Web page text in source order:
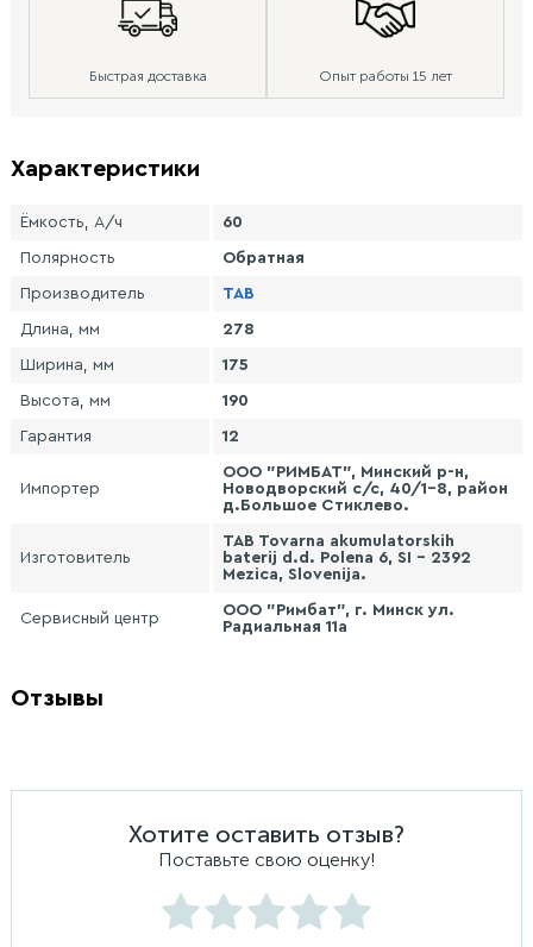
Быстрая доставка Опыт работы 15 лет
Характеристики
Ёмкость, А/ч 60
Полярность Обратная
Производитель TAB
Длина, мм 278
Ширина, мм 175
Высота, мм 190
Гарантия 12
Импортер
ООО "РИМБАТ", Минский р-н,
Новодворский с/с, 40/1-8, район
д.Большое Стиклево.
Изготовитель
TAB Tovarna akumulatorskih
baterij d.d. Polena 6, SI - 2392
Mezica, Slovenija.
Сервисный центр
ООО "Римбат", г. Минск ул.
Радиальная 11а
Отзывы
Хотите оставить отзыв?
Поставьте свою оценку!